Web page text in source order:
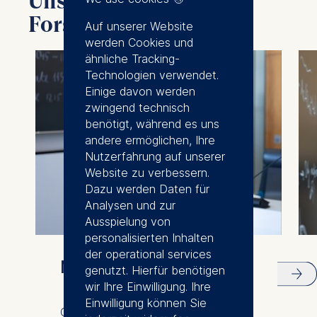
Forschung
Meet our faculty
Our international and diverse faculty
Auf unserer Website
werden Cookies und
ähnliche Tracking-
Technologien verwendet.
Einige davon werden
zwingend technisch
benötigt, während es uns
andere ermöglichen, Ihre
Nutzerfahrung auf unserer
Website zu verbessern.
Dazu werden Daten für
Analysen und zur
Ausspielung von
personalisierten Inhalten
der operational services
genutzt. Hierfür benötigen
wir Ihre Einwilligung. Ihre
Einwilligung können Sie